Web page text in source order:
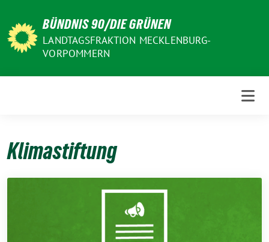
zum
Inhalt
BÜNDNIS 90/DIE GRÜNEN
LANDTAGSFRAKTION MECKLENBURG-
VORPOMMERN
Klimastiftung